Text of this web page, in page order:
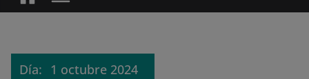
Día: 1 octubre 2024